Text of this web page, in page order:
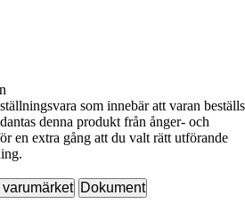
som innebär att varan beställs
denna produkt från ånger- och
en extra gång att du valt rätt utförande
varumärket Dokument